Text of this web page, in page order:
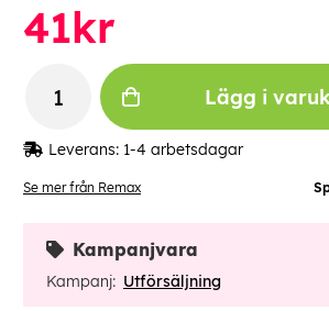
Se mer från Remax
41kr
Lägg i
Leverans: 1-4 arbetsdagar
Kampanjvara
Kampanj: Utförsäljning